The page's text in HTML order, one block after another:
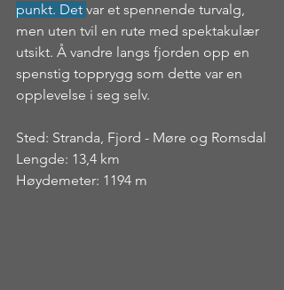
punkt. Det var et spennende turvalg,
men uten tvil en rute med spektakulær
utsikt. Å vandre langs fjorden opp en
spenstig topprygg som dette var en
opplevelse i seg selv.
Sted: Stranda, Fjord - Møre og Romsdal
Lengde: 13,4 km
Høydemeter: 1194 m